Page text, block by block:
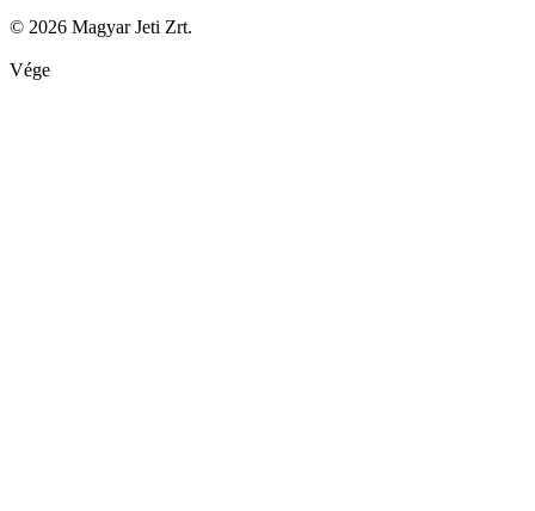
© 2026 Magyar Jeti Zrt.
Vége